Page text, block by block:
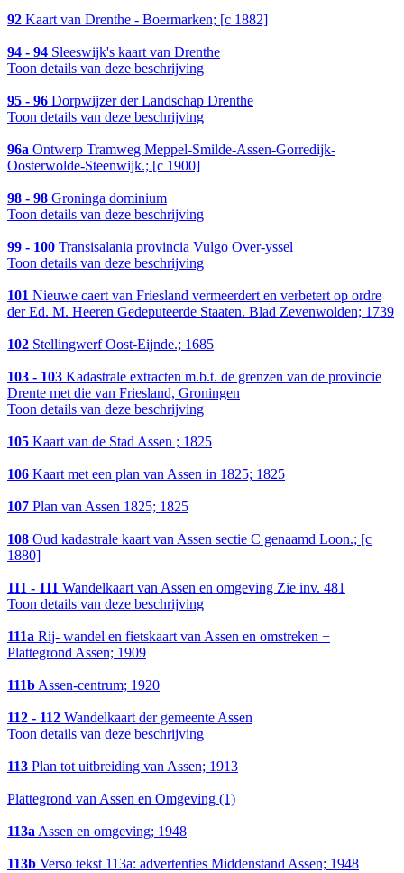
92 Kaart van Drenthe - Boermarken; [c 1882]
94 - 94 Sleeswijk's kaart van Drenthe
Toon details van deze beschrijving
95 - 96 Dorpwijzer der Landschap Drenthe
Toon details van deze beschrijving
96a Ontwerp Tramweg Meppel-Smilde-Assen-Gorredijk-
Oosterwolde-Steenwijk.; [c 1900]
98 - 98 Groninga dominium
Toon details van deze beschrijving
99 - 100 Transisalania provincia Vulgo Over-yssel
Toon details van deze beschrijving
101 Nieuwe caert van Friesland vermeerdert en verbetert op ordre
der Ed. M. Heeren Gedeputeerde Staaten. Blad Zevenwolden; 1739
102 Stellingwerf Oost-Eijnde.; 1685
103 - 103 Kadastrale extracten m.b.t. de grenzen van de provincie
Drente met die van Friesland, Groningen
Toon details van deze beschrijving
105 Kaart van de Stad Assen ; 1825
106 Kaart met een plan van Assen in 1825; 1825
107 Plan van Assen 1825; 1825
108 Oud kadastrale kaart van Assen sectie C genaamd Loon.; [c
1880]
111 - 111 Wandelkaart van Assen en omgeving Zie inv. 481
Toon details van deze beschrijving
111a Rij- wandel en fietskaart van Assen en omstreken +
Plattegrond Assen; 1909
111bAssen-centrum; 1920
112 - 112 Wandelkaart der gemeente Assen
Toon details van deze beschrijving
113 Plan tot uitbreiding van Assen; 1913
Plattegrond van Assen en Omgeving (1)
113aAssen en omgeving; 1948
113b Verso tekst 113a: advertenties Middenstand Assen; 1948